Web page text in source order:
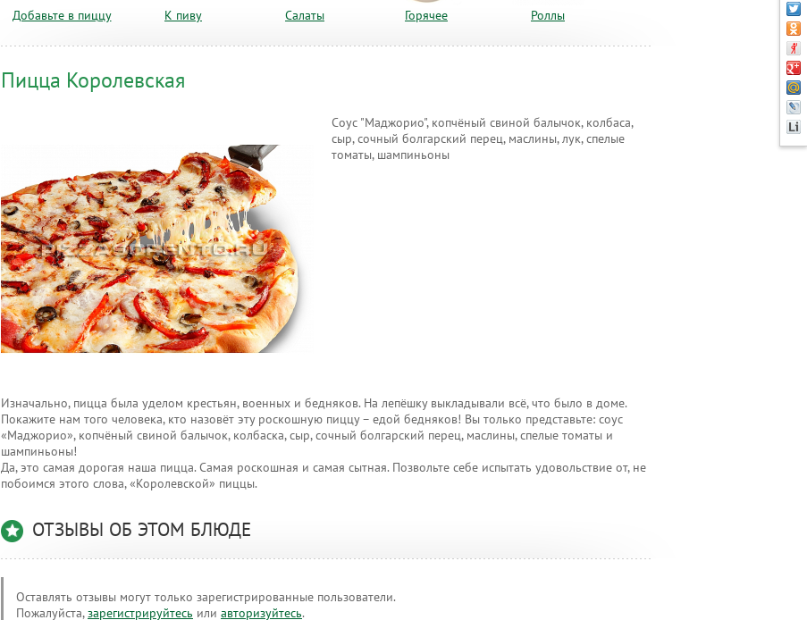
Добавьте в пиццу К пиву Салаты Горячее Роллы
Пицца Королевская
Соус "Маджорио", копчёный свиной балычок, колбаса,
сыр, сочный болгарский перец, маслины, лук, спелые
томаты, шампиньоны
Изначально, пицца была уделом крестьян, военных и бедняков. На лепёшку выкладывали всё, что было в доме.
Покажите нам того человека, кто назовёт эту роскошную пиццу – едой бедняков! Вы только представьте: соус
«Маджорио», копчёный свиной балычок, колбаска, сыр, сочный болгарский перец, маслины, спелые томаты и
шампиньоны!
Да, это самая дорогая наша пицца. Самая роскошная и самая сытная. Позвольте себе испытать удовольствие от, не
побоимся этого слова, «Королевской» пиццы.
ОТЗЫВЫ ОБ ЭТОМ БЛЮДЕ
Оставлять отзывы могут только зарегистрированные пользователи.
Пожалуйста,зарегистрируйтесь или авторизуйтесь.